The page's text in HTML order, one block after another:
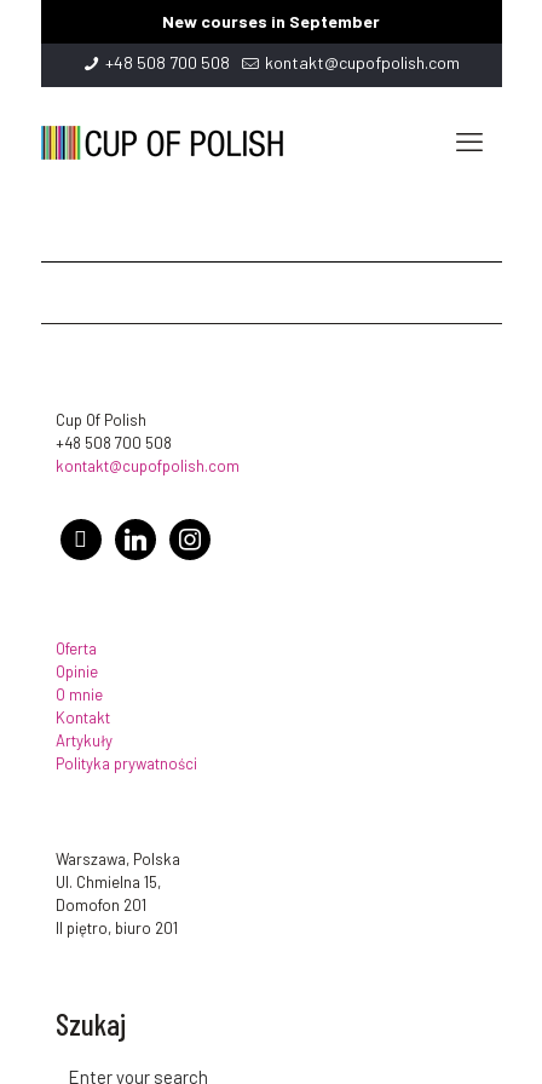
New courses in September
+48 508 700 508
kontakt@cupofpolish.com
Cup Of Polish
+48 508 700 508
kontakt@cupofpolish.com
facebooklinkedin instagram
Oferta
Opinie
O mnie
Kontakt
Artykuły
Polityka prywatności
Warszawa, Polska
Ul. Chmielna 15,
Domofon 201
II piętro, biuro 201
Szukaj